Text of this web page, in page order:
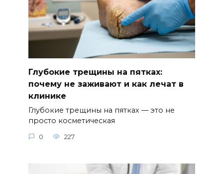
Глубокие трещины на пятках:
почему не заживают и как лечат в
клинике
Глубокие трещины на пятках — это не
просто косметическая
0 227